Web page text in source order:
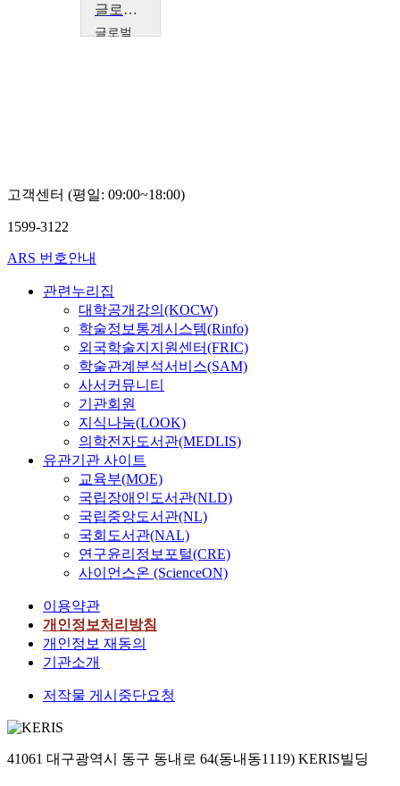
글로벌 인재포럼 2007: 사회적 파트너쉽을 통한 인적자원 개발
글로벌
고객센터 (평일: 09:00~18:00)
1599-3122
ARS 번호안내
관련누리집
대학공개강의(KOCW)
학술정보통계시스템(Rinfo)
외국학술지지원센터(FRIC)
학술관계분석서비스(SAM)
사서커뮤니티
기관회원
지식나눔(LOOK)
의학전자도서관(MEDLIS)
유관기관 사이트
교육부(MOE)
국립장애인도서관(NLD)
국립중앙도서관(NL)
국회도서관(NAL)
연구윤리정보포털(CRE)
사이언스온 (ScienceON)
이용약관
개인정보처리방침
개인정보 재동의
기관소개
저작물 게시중단요청
41061 대구광역시 동구 동내로 64(동내동1119) KERIS빌딩